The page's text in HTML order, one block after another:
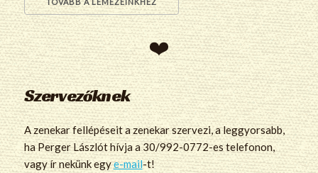
Szervezőknek
A zenekar fellépéseit a zenekar szervezi, a leggyorsabb,
ha Perger Lászlót hívja a 30/992-0772-es telefonon,
vagy ír nekünk egye-mail-t!